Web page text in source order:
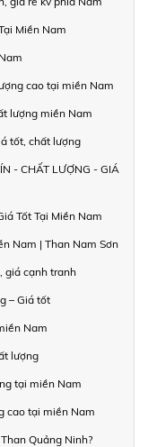
Miền Nam
cao tại miền Nam
lượng miền Nam
tốt, chất lượng
- CHẤT LƯỢNG - GIÁ
Tốt Tại Miền Nam
Nam | Than Nam Sơn
giá cạnh tranh
– Giá tốt
Nam
lượng
tại miền Nam
cao tại miền Nam
Quảng Ninh?